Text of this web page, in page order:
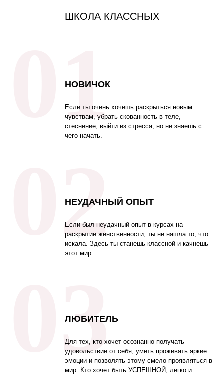
ШКОЛА КЛАССНЫХ
НОВИЧОК
Если ты очень хочешь раскрыться новым
чувствам, убрать скованность в теле,
стеснение, выйти из стресса, но не знаешь с
чего начать.
01
НЕУДАЧНЫЙ ОПЫТ
Если был неудачный опыт в курсах на
раскрытие женственности, ты не нашла то, что
искала. Здесь ты станешь классной и качнешь
этот мир.
02
ЛЮБИТЕЛЬ
Для тех, кто хочет осознанно получать
удовольствие от себя, уметь проживать яркие
эмоции и позволять этому смело проявляться в
мир. Кто хочет быть УСПЕШНОЙ, легко и
03